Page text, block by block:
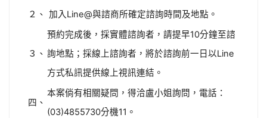
２、 加入Line@與諮商所確定諮詢時間及地點。
３、
預約完成後，採實體諮詢者，請提早10分鐘至諮
詢地點；採線上諮詢者，將於諮詢前一日以Line
方式私訊提供線上視訊連結。
四、
本案倘有相關疑問，得洽盧小姐詢問，電話：
(03)4855730分機11。